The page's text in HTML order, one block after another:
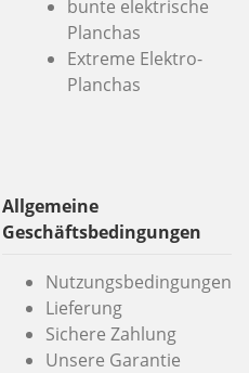
bunte elektrische
Planchas
Extreme Elektro-
Planchas
Allgemeine
Geschäftsbedingungen
Nutzungsbedingungen
Lieferung
Sichere Zahlung
Unsere Garantie